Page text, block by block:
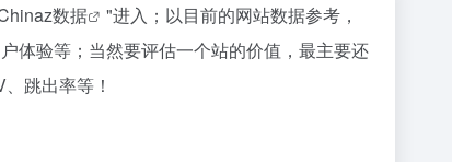
数据
"进入；以目前的网站数据参考，
体验等；当然要评估一个站的价值，最主要还
跳出率等！